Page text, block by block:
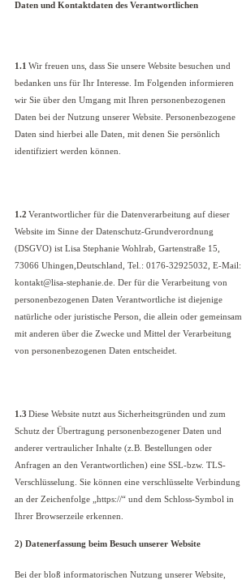
Daten und Kontaktdaten des Verantwortlichen
1.1 Wir freuen uns, dass Sie unsere Website besuchen und
bedanken uns für Ihr Interesse. Im Folgenden informieren
wir Sie über den Umgang mit Ihren personenbezogenen
Daten bei der Nutzung unserer Website. Personenbezogene
Daten sind hierbei alle Daten, mit denen Sie persönlich
identifiziert werden können.
1.2 Verantwortlicher für die Datenverarbeitung auf dieser
Website im Sinne der Datenschutz-Grundverordnung
(DSGVO) ist Lisa Stephanie Wohlrab, Gartenstraße 15,
73066 Uhingen,Deutschland, Tel.: 0176-32925032, E-Mail:
kontakt@lisa-stephanie.de. Der für die Verarbeitung von
personenbezogenen Daten Verantwortliche ist diejenige
natürliche oder juristische Person, die allein oder gemeinsam
mit anderen über die Zwecke und Mittel der Verarbeitung
von personenbezogenen Daten entscheidet.
1.3 Diese Website nutzt aus Sicherheitsgründen und zum
Schutz der Übertragung personenbezogener Daten und
anderer vertraulicher Inhalte (z.B. Bestellungen oder
Anfragen an den Verantwortlichen) eine SSL-bzw. TLS-
Verschlüsselung. Sie können eine verschlüsselte Verbindung
an der Zeichenfolge „https://“ und dem Schloss-Symbol in
Ihrer Browserzeile erkennen.
2) Datenerfassung beim Besuch unserer Website
Bei der bloß informatorischen Nutzung unserer Website,